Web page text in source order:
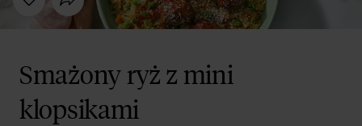
Smażony ryż z mini
klopsikami